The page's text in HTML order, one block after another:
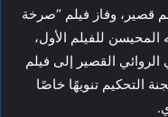
قصير، وفاز فيلم “صرخة
المحيسن للفيلم الأول،
الروائي القصير إلى فيلم
التحكيم تنويهًا خاصًا